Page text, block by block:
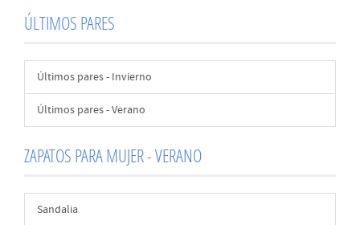
ÚLTIMOS PARES
Últimos pares - Invierno
Últimos pares - Verano
ZAPATOS PARA MUJER - VERANO
Sandalia